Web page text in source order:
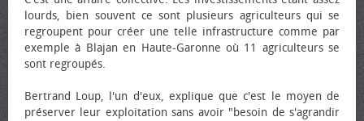
lourds, bien souvent ce sont plusieurs agriculteurs qui se
regroupent pour créer une telle infrastructure comme par
exemple à Blajan en Haute-Garonne où 11 agriculteurs se
sont regroupés.
Bertrand Loup, l'un d'eux, explique que c'est le moyen de
préserver leur exploitation sans avoir "besoin de s'agrandir